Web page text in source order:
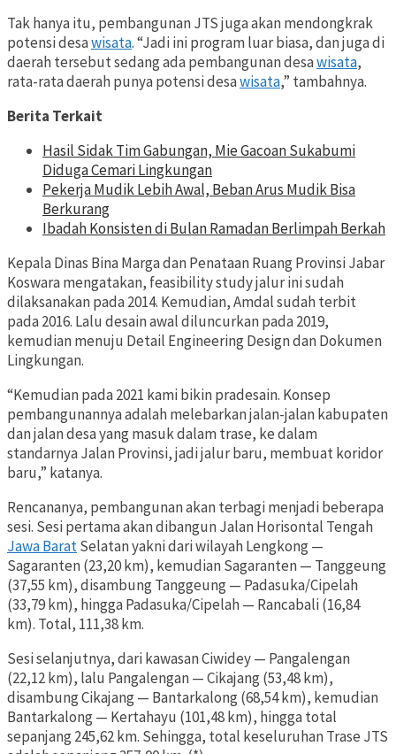
Tak hanya itu, pembangunan JTS juga akan mendongkrak
potensi desawisata. “Jadi ini program luar biasa, dan juga di
daerah tersebut sedang ada pembangunan desawisata,
rata-rata daerah punya potensi desawisata,” tambahnya.
Berita Terkait
Hasil Sidak Tim Gabungan, Mie Gacoan Sukabumi
Diduga Cemari Lingkungan
Pekerja Mudik Lebih Awal, Beban Arus Mudik Bisa
Berkurang
Ibadah Konsisten di Bulan Ramadan Berlimpah Berkah
Kepala Dinas Bina Marga dan Penataan Ruang Provinsi Jabar
Koswara mengatakan, feasibility study jalur ini sudah
dilaksanakan pada 2014. Kemudian, Amdal sudah terbit
pada 2016. Lalu desain awal diluncurkan pada 2019,
kemudian menuju Detail Engineering Design dan Dokumen
Lingkungan.
“Kemudian pada 2021 kami bikin pradesain. Konsep
pembangunannya adalah melebarkan jalan-jalan kabupaten
dan jalan desa yang masuk dalam trase, ke dalam
standarnya Jalan Provinsi, jadi jalur baru, membuat koridor
baru,” katanya.
Rencananya, pembangunan akan terbagi menjadi beberapa
sesi. Sesi pertama akan dibangun Jalan Horisontal Tengah
Jawa BaratSelatan yakni dari wilayah Lengkong —
Sagaranten (23,20 km), kemudian Sagaranten — Tanggeung
(37,55 km), disambung Tanggeung — Padasuka/Cipelah
(33,79 km), hingga Padasuka/Cipelah — Rancabali (16,84
km). Total, 111,38 km.
Sesi selanjutnya, dari kawasan Ciwidey — Pangalengan
(22,12 km), lalu Pangalengan — Cikajang (53,48 km),
disambung Cikajang — Bantarkalong (68,54 km), kemudian
Bantarkalong — Kertahayu (101,48 km), hingga total
sepanjang 245,62 km. Sehingga, total keseluruhan Trase JTS